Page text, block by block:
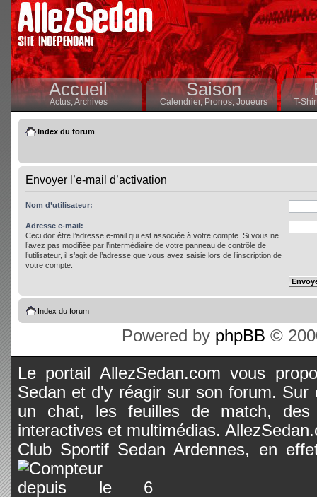
Accueil
Actus,Archives
Saison
Calendrier,Pronos, Joueurs T-
Index du forum
Envoyer l’e-mail d’activation
Nom d’utilisateur:
Adresse e-mail:
Ceci doit être l’adresse e-mail qui est associée à votre compte. Si vous ne
l’avez pas modifiée par l’intermédiaire de votre panneau de contrôle de
l’utilisateur, il s’agit de l’adresse que vous avez saisie lors de l’inscription de
votre compte.
Index du forum
Powered by phpBB ©
Le portail AllezSedan.com vous
Sedan et d'y réagir sur son forum.
un chat, les feuilles de match, des
interactives et multimédias.
Club Sportif Sedan Ardennes, en